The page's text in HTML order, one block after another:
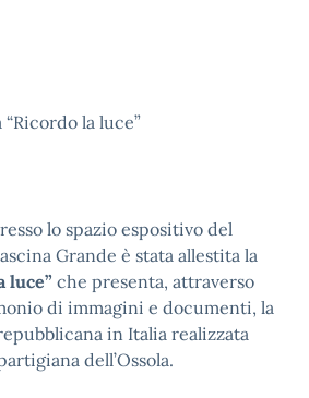
la luce”
lo spazio espositivo del
Grande è stata allestita la
luce” che presenta, attraverso
di immagini e documenti, la
in Italia realizzata
dell’Ossola.